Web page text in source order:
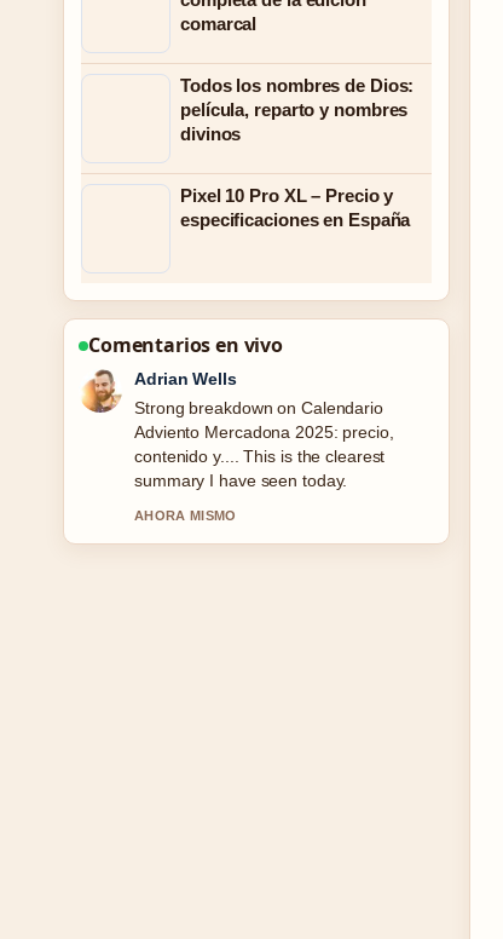
comarcal
Todos los nombres de Dios:
película, reparto y nombres
divinos
Pixel 10 Pro XL – Precio y
especificaciones en España
Comentarios en vivo
Sara Lind
Following El Chico de Oro: capítulos,
temporadas y... closely - appreciate the
balanced tone here.
3 MIN ATRAS